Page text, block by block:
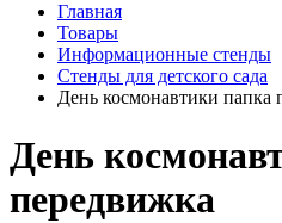
Главная
Товары
Информационные стенды
Стенды для детского сада
День космонавтики папка
День
передвижка